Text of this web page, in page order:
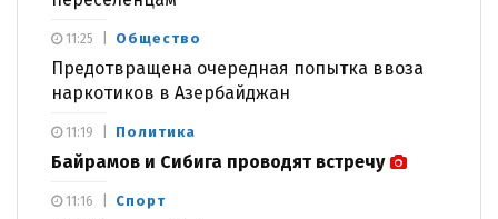
Общество
Предотвращена очередная попытка ввоза
наркотиков в Азербайджан
11:25
Политика
Байрамов и Сибига проводят встречу
11:19
Спорт
11:16